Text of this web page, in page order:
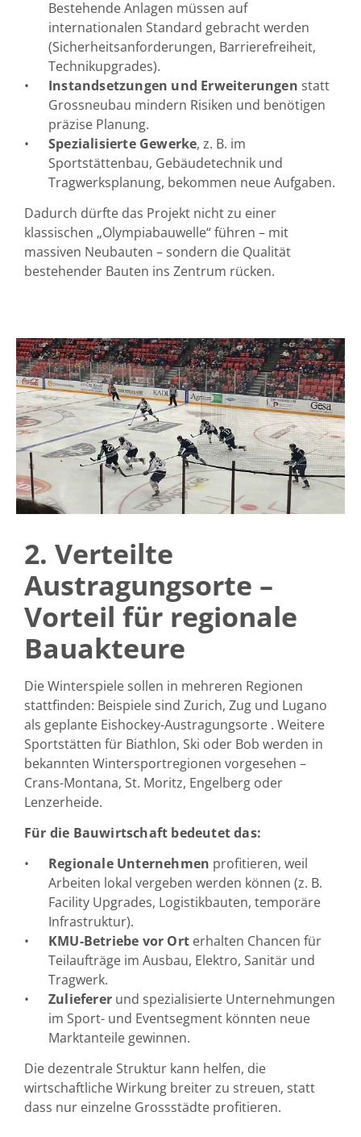
Bestehende Anlagen müssen auf
internationalen Standard gebracht werden
(Sicherheitsanforderungen, Barrierefreiheit,
Technikupgrades).
Instandsetzungen und Erweiterungen statt
Grossneubau mindern Risiken und benötigen
präzise Planung.
Spezialisierte Gewerke, z. B. im
Sportstättenbau, Gebäudetechnik und
Tragwerksplanung, bekommen neue Aufgaben.
Dadurch dürfte das Projekt nicht zu einer
klassischen „Olympiabauwelle“ führen – mit
massiven Neubauten – sondern die Qualität
bestehender Bauten ins Zentrum rücken.
2. Verteilte
Austragungsorte –
Vorteil für regionale
Bauakteure
Die Winterspiele sollen in mehreren Regionen
stattfinden: Beispiele sind Zurich, Zug und Lugano
als geplante Eishockey-Austragungsorte . Weitere
Sportstätten für Biathlon, Ski oder Bob werden in
bekannten Wintersportregionen vorgesehen –
Crans-Montana, St. Moritz, Engelberg oder
Lenzerheide.
Für die Bauwirtschaft bedeutet das:
Regionale Unternehmen profitieren, weil
Arbeiten lokal vergeben werden können (z. B.
Facility Upgrades, Logistikbauten, temporäre
Infrastruktur).
KMU-Betriebe vor Ort erhalten Chancen für
Teilaufträge im Ausbau, Elektro, Sanitär und
Tragwerk.
Zulieferer und spezialisierte Unternehmungen
im Sport- und Eventsegment könnten neue
Marktanteile gewinnen.
Die dezentrale Struktur kann helfen, die
wirtschaftliche Wirkung breiter zu streuen, statt
dass nur einzelne Grossstädte profitieren.